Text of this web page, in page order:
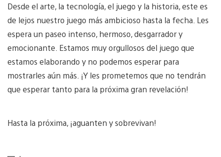
Desde el arte, la tecnología, el juego y la historia, este es
de lejos nuestro juego más ambicioso hasta la fecha. Les
espera un paseo intenso, hermoso, desgarrador y
emocionante. Estamos muy orgullosos del juego que
estamos elaborando y no podemos esperar para
mostrarles aún más. ¡Y les prometemos que no tendrán
que esperar tanto para la próxima gran revelación!
Hasta la próxima, ¡aguanten y sobrevivan!